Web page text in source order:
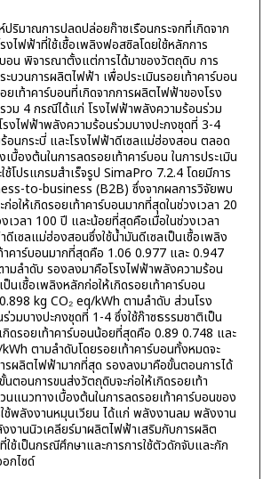
ปริมาณการปลดปล่อยก๊าซเรือนกระจกที่เกิดจาก
ไฟฟ้าที่ใช้เชื้อเพลิงฟอสซิลโดยใช้หลักการ
บอน พิจารณาตั้งแต่การได้มาของวัตถุดิบ การ
บวนการผลิตไฟฟ้า เพื่อประเมินรอยเท้าคาร์บอน
ยเท้าคาร์บอนที่เกิดจากการผลิตไฟฟ้าของโรง
รวม 4 กรณีได้แก่ โรงไฟฟ้าพลังความร้อนร่วม
งไฟฟ้าพลังความร้อนร่วมบางปะกงชุดที่ 3-4
อนกระบี่ และโรงไฟฟ้าดีเซลแม่ฮ่องสอน ตลอด
บื้องต้นในการลดรอยเท้าคาร์บอน ในการประเมิน
ช้โปรแกรมสำเร็จรูป SimaPro 7.2.4 โดยมีการ
to-business (B2B) ซึ่งจากผลการวิจัยพบ
อให้เกิดรอยเท้าคาร์บอนมากที่สุดในช่วงเวลา 20
เวลา 100 ปี และน้อยที่สุดคือเมื่อในช่วงเวลา
เซลแม่ฮ่องสอนซึ่งใช้น้ำมันดีเซลเป็นเชื้อเพลิง
าคาร์บอนมากที่สุดคือ 1.06 0.977 และ 0.947
มลำดับ รองลงมาคือโรงไฟฟ้าพลังความร้อน
ป็นเชื้อเพลิงหลักก่อให้เกิดรอยเท้าคาร์บอน
kg CO₂ eq/kWh ตามลำดับ ส่วนโรง
วมบางปะกงชุดที่ 1-4 ซึ่งใช้ก๊าซธรรมชาติเป็น
กิดรอยเท้าคาร์บอนน้อยที่สุดคือ 0.89 0.748 และ
ตามลำดับโดยรอยเท้าคาร์บอนทั้งหมดจะ
รผลิตไฟฟ้ามากที่สุด รองลงมาคือขั้นตอนการได้
ตอนการขนส่งวัตถุดิบจะก่อให้เกิดรอยเท้า
แนวทางเบื้องต้นในการลดรอยเท้าคาร์บอนของ
ช้พลังงานหมุนเวียน ได้แก่ พลังงานลม พลังงาน
งานนิวเคลียร์มาผลิตไฟฟ้าเสริมกับการผลิต
ช้เป็นกรณีศึกษาและการการใช้ตัวดักจับและกัก
กไซด์